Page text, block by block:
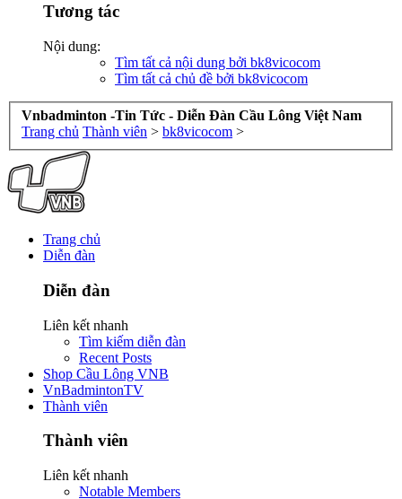
Tương tác
Nội dung:
Tìm tất cả nội dung bởi bk8vicocom
Tìm tất cả chủ đề bởi bk8vicocom
Vnbadminton -Tin Tức - Diễn Đàn Cầu Lông Việt Nam
Trang chủ Thành viên > bk8vicocom >
Trang chủ
Diễn đàn
Diễn đàn
Liên kết nhanh
Tìm kiếm diễn đàn
Recent Posts
Shop Cầu Lông VNB
VnBadmintonTV
Thành viên
Thành viên
Liên kết nhanh
Notable Members